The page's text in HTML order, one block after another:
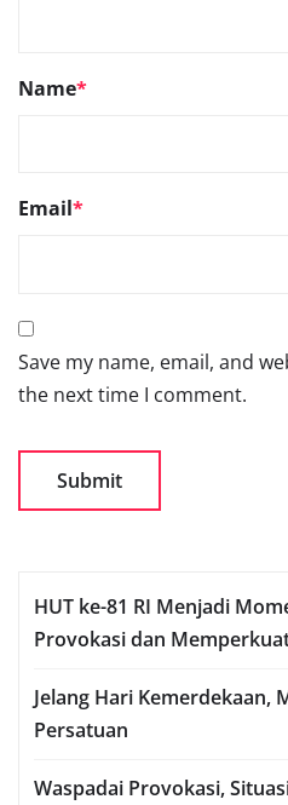
Name*
Email*
Save my name, email, and
the next time I comment.
HUT ke-81 RI Menjadi
Provokasi dan
Jelang Hari Kemerdekaan,
Persatuan
Waspadai Provokasi,